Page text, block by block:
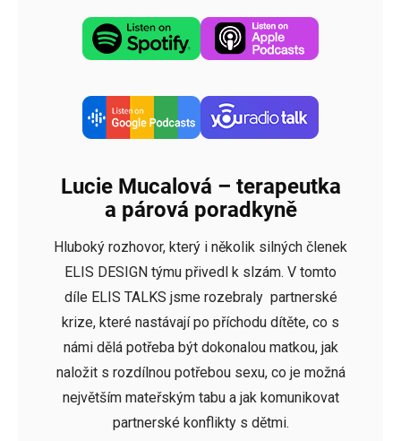
Lucie Mucalová – terapeutka
a párová poradkyně
Hluboký rozhovor, který i několik silných členek
ELIS DESIGN týmu přivedl k slzám. V tomto
díle ELIS TALKS jsme rozebraly partnerské
krize, které nastávají po příchodu dítěte, co s
námi dělá potřeba být dokonalou matkou, jak
naložit s rozdílnou potřebou sexu, co je možná
největším mateřským tabu a jak komunikovat
partnerské konflikty s dětmi.